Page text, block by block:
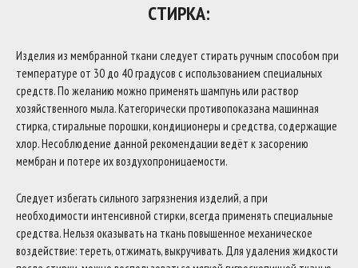
СТИРКА:
Изделия из мембранной ткани следует стирать ручным способом при
температуре от 30 до 40 градусов с использованием специальных
средств. По желанию можно применять шампунь или раствор
хозяйственного мыла. Категорически противопоказана машинная
стирка, стиральные порошки, кондиционеры и средства, содержащие
хлор. Несоблюдение данной рекомендации ведёт к засорению
мембран и потере их воздухопроницаемости.
Следует избегать сильного загрязнения изделий, а при
необходимости интенсивной стирки, всегда применять специальные
средства. Нельзя оказывать на ткань повышенное механическое
воздействие: тереть, отжимать, выкручивать. Для удаления жидкости